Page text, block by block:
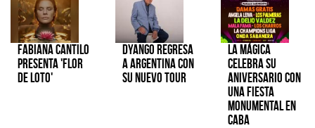
Fabiana Cantilo
presenta 'Flor
de Loto'
Dyango regresa
a Argentina con
su nuevo tour
La Mágica
celebra su
aniversario con
una fiesta
monumental en
CABA